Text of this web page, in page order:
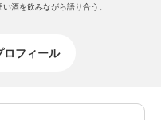
酒を飲みながら語り合う。
ロフィール